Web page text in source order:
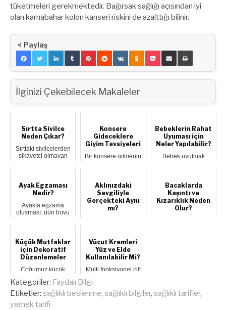
tüketmeleri gerekmektedir. Bağırsak sağlığı açısından iyi
olan karnabahar kolon kanseri riskini de azalttığı bilinir.
Paylaş
İlginizi Çekebilecek Makaleler
Sırtta Sivilce
Neden Çıkar?
Sırttaki sivilcelerden
şikayetçi olmayan
Konsere
Gideceklere
Giyim Tavsiyeleri
Bir konsere gitmenin
Bebeklerin Rahat
Uyuması için
Neler Yapılabilir?
Bebek uyutmak
Ayak Egzaması
Nedir?
Ayakta egzama
oluşması, gün boyu
Aklınızdaki
Sevgiliyle
Gerçekteki Aynı
mı?
ilişkiniz var. ...
Bacaklarda
Kaşıntı ve
Kızarıklık Neden
Olur?
Küçük Mutfaklar
için Dekoratif
Düzenlemeler
Çoğumuz küçük
olmaktan
yakınıyoruz. Aslında
doğru şek...
Vücut Kremleri
Yüz ve Elde
Kullanılabilir Mi?
Multi fonksiyonel cilt
seviyoruz ama bazı
ürünler...
Kategoriler: Faydalı Bilgi
Etiketler: sağlıklı beslenme, sağlıklı bilgiler, sağlıklı tarifler,
yemek tarifi